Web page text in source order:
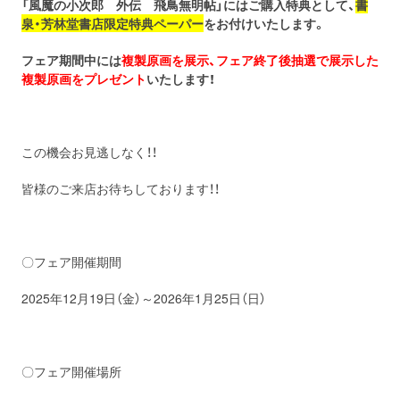
「風魔の小次郎 外伝 飛鳥無明帖」にはご購入特典として、書
泉・芳林堂書店限定特典ペーパーをお付けいたします。
フェア期間中には複製原画を展示、フェア終了後抽選で展示した
複製原画をプレゼントいたします！
この機会お見逃しなく！！
皆様のご来店お待ちしております！！
〇フェア開催期間
2025年12月19日（金）～2026年1月25日（日）
〇フェア開催場所